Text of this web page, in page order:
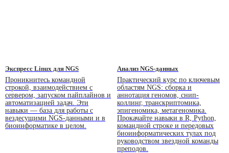
Экспресс Linux для NGS
Проникнитесь командной
строкой, взаимодействием с
сервером, запуском пайплайнов и
автоматизацией задач. Эти
навыки — база для работы с
вездесущими NGS-данными и в
биоинформатике в целом.
Анализ NGS-данных
Практический курс по ключевым
областям NGS: сборка и
аннотация геномов, снип-
коллинг, транскриптомика,
эпигеномика, метагеномика.
Прокачайте навыки в R, Python,
командной строке и передовых
биоинформатических тулах под
руководством звездной команды
преподов.